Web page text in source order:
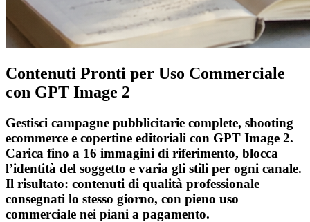
Contenuti Pronti per Uso Commerciale
con GPT Image 2
Gestisci campagne pubblicitarie complete, shooting
ecommerce e copertine editoriali con GPT Image 2.
Carica fino a 16 immagini di riferimento, blocca
l’identità del soggetto e varia gli stili per ogni canale.
Il risultato: contenuti di qualità professionale
consegnati lo stesso giorno, con pieno uso
commerciale nei piani a pagamento.